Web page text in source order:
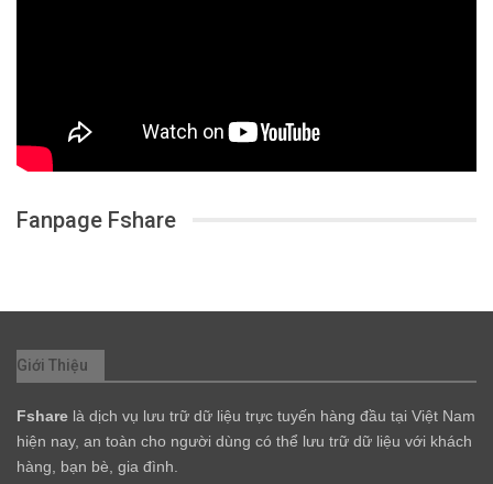
Fanpage Fshare
Giới Thiệu
Fshare là dịch vụ lưu trữ dữ liệu trực tuyến hàng đầu tại Việt Nam
hiện nay, an toàn cho người dùng có thể lưu trữ dữ liệu với khách
hàng, bạn bè, gia đình.